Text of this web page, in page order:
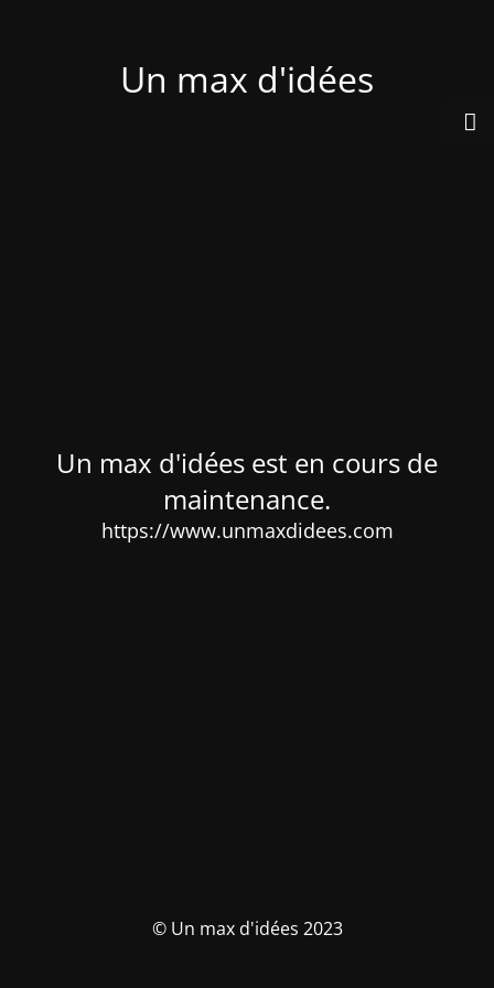
Un max d'idées
Un max d'idées est en cours de
maintenance.
https://www.unmaxdidees.com
© Un max d'idées 2023